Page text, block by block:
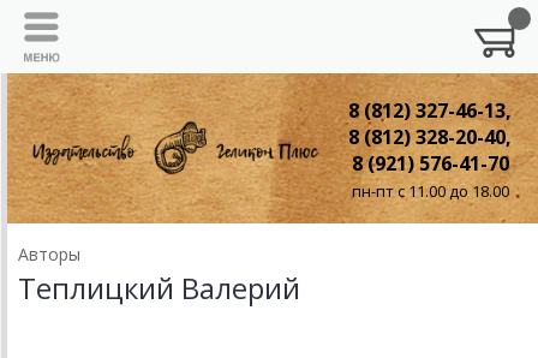
8 (812) 327-46-13,
8 (812) 328-20-40,
8 (921) 576-41-70
пн-пт с 11.00 до 18.00
Авторы
Теплицкий Валерий